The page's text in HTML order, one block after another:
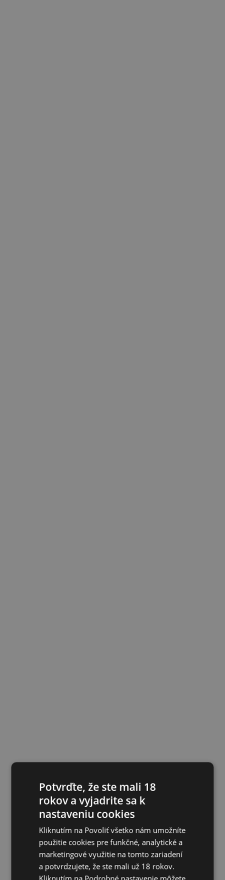
Potvrďte, že ste mali 18
rokov a vyjadrite sa k
nastaveniu cookies
Kliknutím na Povoliť všetko nám umožníte
použitie cookies pre funkčné, analytické a
marketingové využitie na tomto zariadení
a potvrdzujete, že ste mali už 18 rokov.